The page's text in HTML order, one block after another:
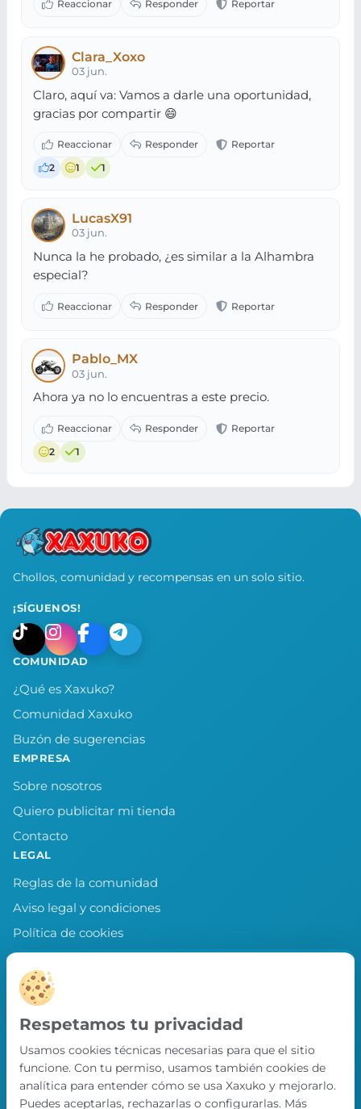
Clara_Xoxo
03 jun.
Claro, aquí va: Vamos a darle una oportunidad,
gracias por compartir 😄
2 1 1
LucasX91
03 jun.
Nunca la he probado, ¿es similar a la Alhambra
especial?
Pablo_MX
03 jun.
Ahora ya no lo encuentras a este precio.
2 1
Chollos, comunidad y recompensas en un solo sitio.
¡SÍGUENOS!
COMUNIDAD
¿Qué es Xaxuko?
Comunidad Xaxuko
Buzón de sugerencias
EMPRESA
Sobre nosotros
Quiero publicitar mi tienda
Contacto
LEGAL
Reglas de la comunidad
Aviso legal y condiciones
Política de cookies
Política de privacidad
Preferencias de cookies
LLEVA XAXUKO CONTIGO
Chollos, misiones y recompensas desde
nuestra APP.
PRÓXIMAMENTE EN
App Store
Respetamos tu privacidad
Usamos cookies técnicas necesarias para que el sitio
funcione. Con tu permiso, usamos también cookies de
analítica para entender cómo se usa Xaxuko y mejorarlo.
Puedes aceptarlas, rechazarlas o configurarlas. Más